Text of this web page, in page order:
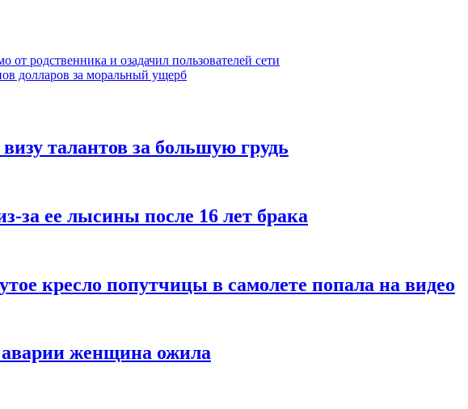
от родственника и озадачил пользователей сети
долларов за моральный ущерб
талантов за большую грудь
за ее лысины после 16 лет брака
кресло попутчицы в самолете попала на видео
женщина ожила